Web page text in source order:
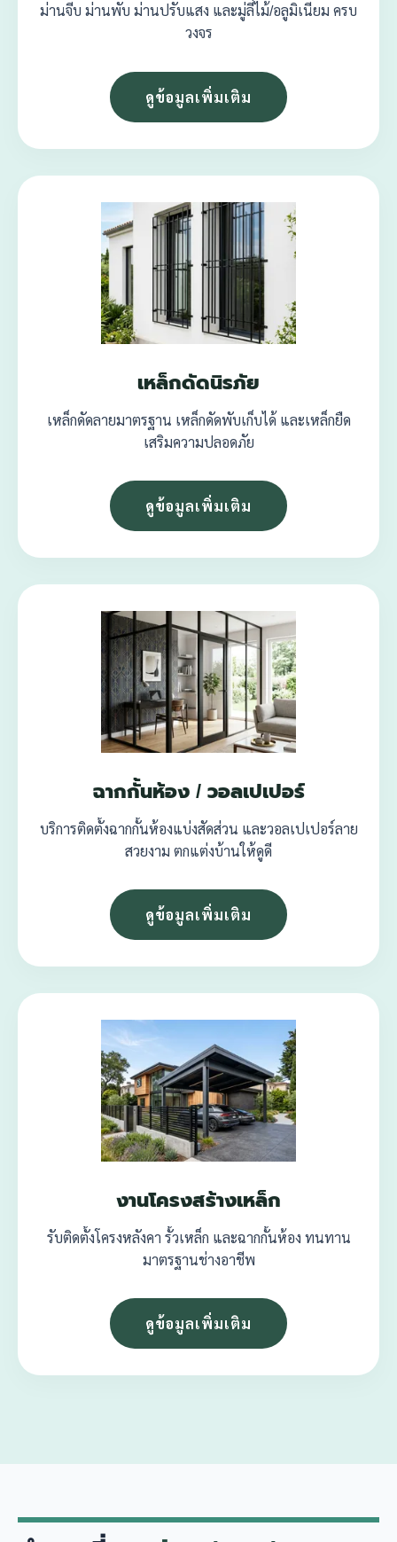
ม่านจีบ ม่านพับ ม่านปรับแสง และมู่ลี่ไม้/อลูมิเนียม ครบ
วงจร
ดูข้อมูลเพิ่มเติม
เหล็กดัดนิรภัย
เหล็กดัดลายมาตรฐาน เหล็กดัดพับเก็บได้ และเหล็กยืด
เสริมความปลอดภัย
ดูข้อมูลเพิ่มเติม
ฉากกั้นห้อง / วอลเปเปอร์
บริการติดตั้งฉากกั้นห้องแบ่งสัดส่วน และวอลเปเปอร์ลาย
สวยงาม ตกแต่งบ้านให้ดูดี
ดูข้อมูลเพิ่มเติม
งานโครงสร้างเหล็ก
รับติดตั้งโครงหลังคา รั้วเหล็ก และฉากกั้นห้อง ทนทาน
มาตรฐานช่างอาชีพ
ดูข้อมูลเพิ่มเติม